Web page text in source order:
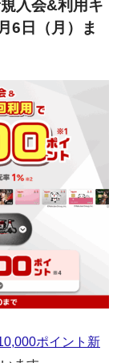
入会&利用キ
6日（月）ま
ポイント新